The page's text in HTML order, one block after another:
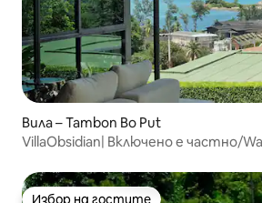
Вила – Tambon Bo Put
VillaObsidian| Включено е частно/
Избор на гостите